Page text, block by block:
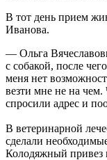
В тот день прием
Иванова.
— Ольга
с собакой, после
меня нет
везти мне не на чем.
спросили адрес и
В ветеринарной
сделали
Колодяжный привез